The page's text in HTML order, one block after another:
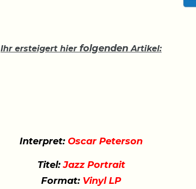
Ihr ersteigert hier folgenden Artikel:
Interpret: Oscar Peterson
Titel:Jazz Portrait
Format: Vinyl LP